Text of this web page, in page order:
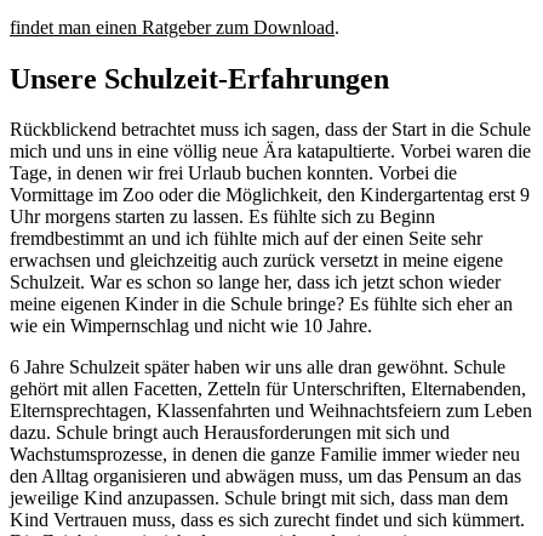
findet man einen Ratgeber zum Download.
Unsere Schulzeit-Erfahrungen
Rückblickend betrachtet muss ich sagen, dass der Start in die Schule
mich und uns in eine völlig neue Ära katapultierte. Vorbei waren die
Tage, in denen wir frei Urlaub buchen konnten. Vorbei die
Vormittage im Zoo oder die Möglichkeit, den Kindergartentag erst 9
Uhr morgens starten zu lassen. Es fühlte sich zu Beginn
fremdbestimmt an und ich fühlte mich auf der einen Seite sehr
erwachsen und gleichzeitig auch zurück versetzt in meine eigene
Schulzeit. War es schon so lange her, dass ich jetzt schon wieder
meine eigenen Kinder in die Schule bringe? Es fühlte sich eher an
wie ein Wimpernschlag und nicht wie 10 Jahre.
6 Jahre Schulzeit später haben wir uns alle dran gewöhnt. Schule
gehört mit allen Facetten, Zetteln für Unterschriften, Elternabenden,
Elternsprechtagen, Klassenfahrten und Weihnachtsfeiern zum Leben
dazu. Schule bringt auch Herausforderungen mit sich und
Wachstumsprozesse, in denen die ganze Familie immer wieder neu
den Alltag organisieren und abwägen muss, um das Pensum an das
jeweilige Kind anzupassen. Schule bringt mit sich, dass man dem
Kind Vertrauen muss, dass es sich zurecht findet und sich kümmert.